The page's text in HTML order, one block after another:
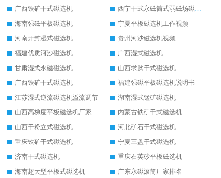
广西铁矿干式磁选机
西宁干式永磁筒式弱磁场磁选机结构图
海南强磁平板磁选机
宁夏平板磁选机工作视频
河南开封湿式磁选机
贵州河沙磁选机视频
福建优质河沙磁选机
广西湿式磁选机
甘肃湿式永磁磁选机
山西求购干式磁选机
广西铁矿干式磁选机
福建强磁平板磁选机说明书
江苏湿式逆流磁选机溢流调节
湖南湿式锰矿磁选机
山西高梯度平板磁选机厂家
内蒙古铁矿干式磁选机
山西干粉立式磁选机
河北矿石干式磁选机
重庆铁矿干式磁选机
宁夏三盘干式磁选机
济南干式磁选机
重庆石英砂平板磁选机
海南超大型平板式磁选机
广东永磁滚筒厂家排名